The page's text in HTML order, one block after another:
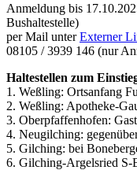
Anmeldung bis
Bushaltestelle)
per Mail unterExterner
08105 / 3939 146 (nur
Haltestellen zum
1. Weßling: Ortsanfang
2. Weßling: Apotheke-
3. Oberpfaffenhofen:
4. Neugilching:
5. Gilching: bei
6. Gilching-Argelsried S-